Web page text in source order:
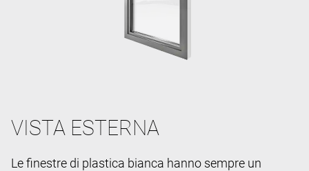
VISTA ESTERNA
Le finestre di plastica bianca hanno sempre un